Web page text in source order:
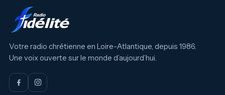
Votre radio chrétienne en Loire-Atlantique, depuis 1986.
Une voix ouverte sur le monde d’aujourd’hui.